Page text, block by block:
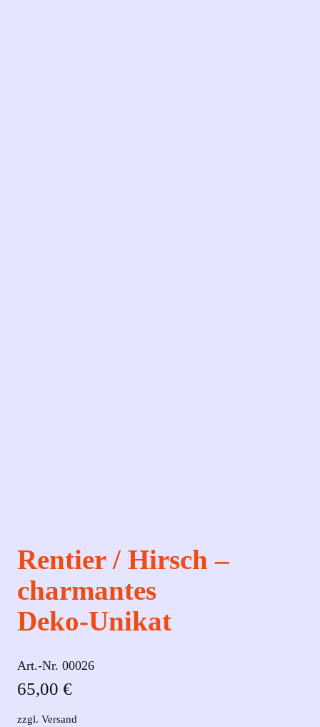
Rentier / Hirsch –
charmantes
Deko‑Unikat
Art.-Nr. 00026
65,00 €
zzgl. Versand